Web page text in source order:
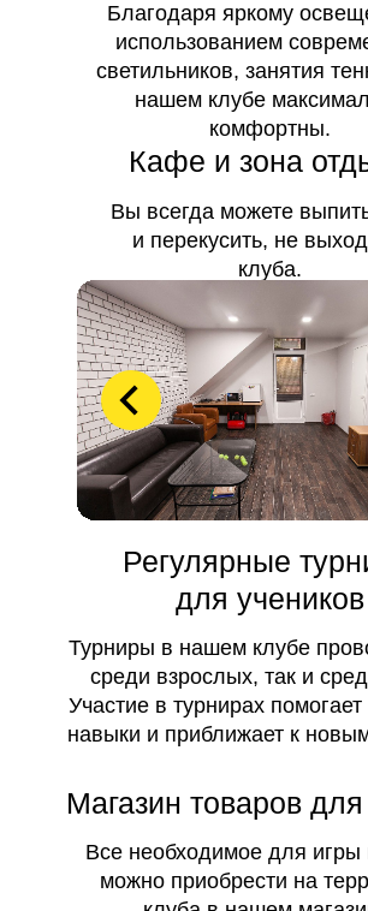
Благодаря яркому
использованием
светильников, занятия
нашем клубе
комфортны.
Кафе и зона
Вы всегда можете
и перекусить, не
клуба.
Регулярные
для учеников
Турниры в нашем клубе
среди взрослых, так и
Участие в турнирах помогает
навыки и приближает к
Магазин товаров
Все необходимое для игры
можно приобрести на